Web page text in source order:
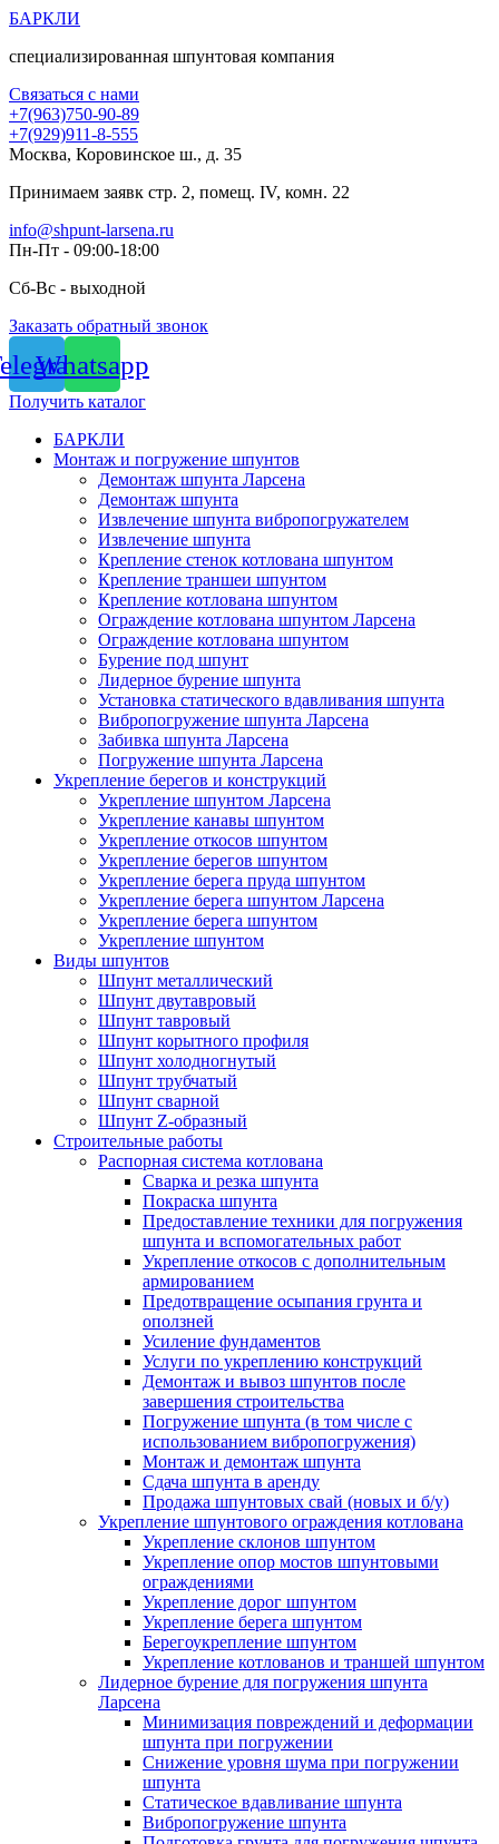
Перейти
содержимому
БАРКЛИ
специализированная шпунтовая компания
Связаться с нами
+7(963)750-90-89
+7(929)911-8-555
Москва, Коровинское ш., д. 35
Принимаем заявк стр. 2, помещ. IV, комн. 22
info@shpunt-larsena.ru
Пн-Пт - 09:00-18:00
Сб-Вс - выходной
Заказать обратный звонок
Whatsapp
Получить каталог
БАРКЛИ
Монтаж и погружение шпунтов
Демонтаж шпунта Ларсена
Демонтаж шпунта
Извлечение шпунта вибропогружателем
Извлечение шпунта
Крепление стенок котлована шпунтом
Крепление траншеи шпунтом
Крепление котлована шпунтом
Ограждение котлована шпунтом Ларсена
Ограждение котлована шпунтом
Бурение под шпунт
Лидерное бурение шпунта
Установка статического вдавливания шпунта
Вибропогружение шпунта Ларсена
Забивка шпунта Ларсена
Погружение шпунта Ларсена
Укрепление берегов и конструкций
Укрепление шпунтом Ларсена
Укрепление канавы шпунтом
Укрепление откосов шпунтом
Укрепление берегов шпунтом
Укрепление берега пруда шпунтом
Укрепление берега шпунтом Ларсена
Укрепление берега шпунтом
Укрепление шпунтом
Виды шпунтов
Шпунт металлический
Шпунт двутавровый
Шпунт тавровый
Шпунт корытного профиля
Шпунт холодногнутый
Шпунт трубчатый
Шпунт сварной
Шпунт Z-образный
Строительные работы
Распорная система котлована
Сварка и резка шпунта
Покраска шпунта
Предоставление техники для погружения
шпунта и вспомогательных работ
Укрепление откосов с дополнительным
армированием
Предотвращение осыпания грунта и
оползней
Усиление фундаментов
Услуги по укреплению конструкций
Демонтаж и вывоз шпунтов после
завершения строительства
Погружение шпунта (в том числе с
использованием вибропогружения)
Монтаж и демонтаж шпунта
Сдача шпунта в аренду
Продажа шпунтовых свай (новых и б/у)
Укрепление шпунтового ограждения котлована
Укрепление склонов шпунтом
Укрепление опор мостов шпунтовыми
ограждениями
Укрепление дорог шпунтом
Укрепление берега шпунтом
Берегоукрепление шпунтом
Укрепление котлованов и траншей шпунтом
Лидерное бурение для погружения шпунта
Ларсена
Минимизация повреждений и деформации
шпунта при погружении
Снижение уровня шума при погружении
шпунта
Статическое вдавливание шпунта
Вибропогружение шпунта